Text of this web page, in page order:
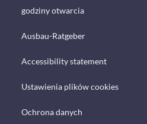
godziny otwarcia
Ausbau-Ratgeber
Accessibility statement
Ustawienia plików cookies
Ochrona danych